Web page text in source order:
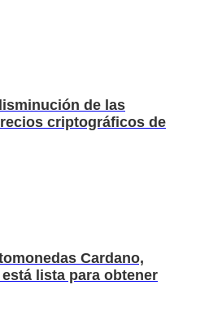
de las
criptográficos de
Cardano,
lista para obtener